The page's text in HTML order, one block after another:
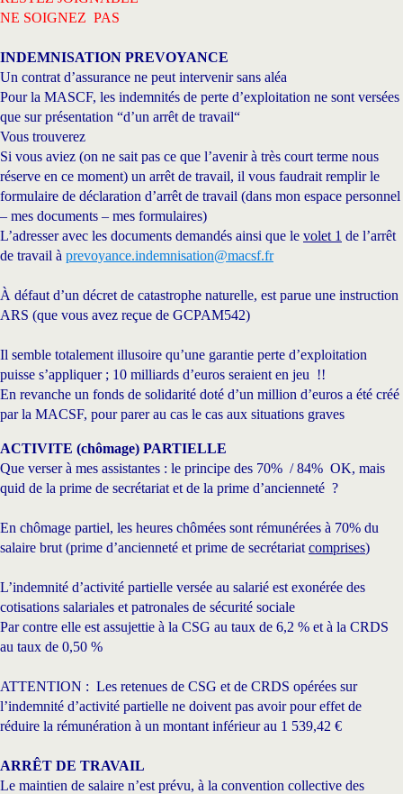
NE SOIGNEZ PAS
INDEMNISATION PREVOYANCE
Un contrat d’assurance ne peut intervenir sans aléa
Pour la MASCF, les indemnités de perte d’exploitation ne sont versées
que sur présentation “d’un arrêt de travail“
Vous trouverez
Si vous aviez (on ne sait pas ce que l’avenir à très court terme nous
réserve en ce moment) un arrêt de travail, il vous faudrait remplir le
formulaire de déclaration d’arrêt de travail (dans mon espace personnel
– mes documents – mes formulaires)
L’adresser avec les documents demandés ainsi que le volet 1 de l’arrêt
de travail à prevoyance.indemnisation@macsf.fr
À défaut d’un décret de catastrophe naturelle, est parue une instruction
ARS (que vous avez reçue de GCPAM542)
Il semble totalement illusoire qu’une garantie perte d’exploitation
puisse s’appliquer ; 10 milliards d’euros seraient en jeu !!
En revanche un fonds de solidarité doté d’un million d’euros a été créé
par la MACSF, pour parer au cas le cas aux situations graves
ACTIVITE (chômage) PARTIELLE
Que verser à mes assistantes : le principe des 70% / 84% OK, mais
quid de la prime de secrétariat et de la prime d’ancienneté ?
En chômage partiel, les heures chômées sont rémunérées à 70% du
salaire brut (prime d’ancienneté et prime de secrétariat comprises)
L’indemnité d’activité partielle versée au salarié est exonérée des
cotisations salariales et patronales de sécurité sociale
Par contre elle est assujettie à la CSG au taux de 6,2 % et à la CRDS
au taux de 0,50 %
ATTENTION : Les retenues de CSG et de CRDS opérées sur
l’indemnité d’activité partielle ne doivent pas avoir pour effet de
réduire la rémunération à un montant inférieur au 1 539,42 €
ARRÊT DE TRAVAIL
Le maintien de salaire n’est prévu, à la convention collective des